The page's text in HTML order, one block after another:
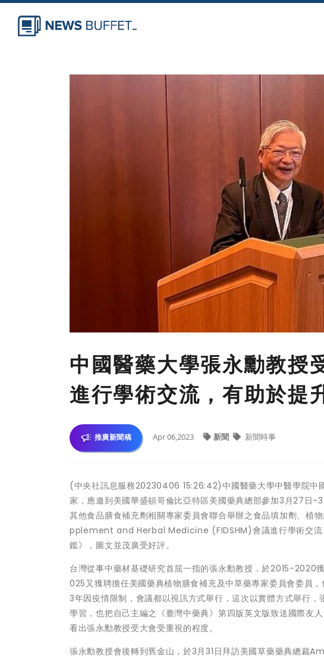
中國醫藥大學張永勳教授
進行學術交流，有助於提
推廣新聞稿 Apr 06,2023 新聞 新聞時事
(中央社訊息服務20230406 15:26:42)中國醫藥大學中醫學院中
家，應邀到美國華盛頓哥倫比亞特區美國藥典總部參加3月27日-
其他食品膳食補充劑相關專家委員會聯合舉辦之食品填加劑、
pplement and Herbal Medicine (FIDSHM)會議進行學術交流
鑑》，圖文並茂廣受好評。
台灣從事中藥材基礎研究首屈一指的張永勳教授，於2015-
025又獲聘擔任美國藥典植物膳食補充及中草藥專家委員會委員
3年因疫情限制，會議都以視訊方式舉行，這次以實體方式舉行
學習，也把自己主編之《臺灣中藥典》第四版英文版致送國際友
看出張永勳教授受大會受重視的程度。
張永勳教授會後轉到舊金山，於3月31日拜訪美國草藥藥典